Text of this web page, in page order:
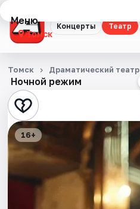
Концерты Театр
Меню
Томск
Концерты
Театр
Стендап
Выставки
Квесты
Экскурсии
Ночной режим
Томск Драматический театр
16+